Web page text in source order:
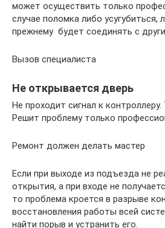
может осуществить только
случае поломка либо
прежнему будет соединять с
Вызов специалиста
Не открывается дверь
Не проходит сигнал к контроллеру.
Решит проблему только
Ремонт должен делать мастер
Если при выходе из подъезда не
открытия, а при входе не
то проблема кроется в разрыве
восстановления работы всей
найти порыв и устранить его.